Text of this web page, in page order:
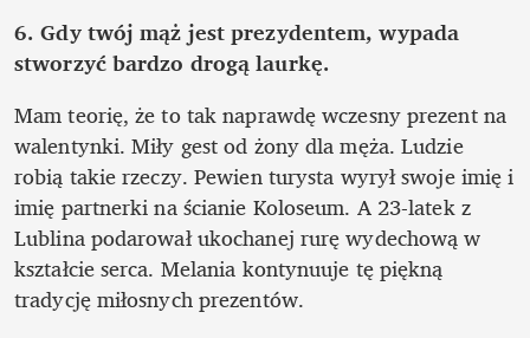
6. Gdy twój mąż jest prezydentem, wypada
stworzyć bardzo drogą laurkę.
Mam teorię, że to tak naprawdę wczesny prezent na
walentynki. Miły gest od żony dla męża. Ludzie
robią takie rzeczy. Pewien turysta wyrył swoje imię i
imię partnerki na ścianie Koloseum. A 23-latek z
Lublina podarował ukochanej rurę wydechową w
kształcie serca. Melania kontynuuje tę piękną
tradycję miłosnych prezentów.